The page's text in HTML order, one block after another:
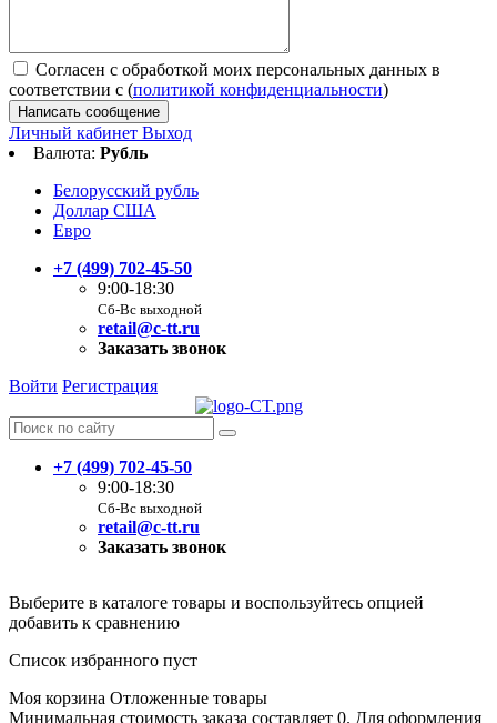
Согласен с обработкой моих персональных данных в
соответствии с (политикой конфиденциальности)
Написать сообщение
Личный кабинет Выход
Валюта: Рубль
Белорусский рубль
Доллар США
Евро
+7 (499) 702-45-50
9:00-18:30
Сб-Вс выходной
retail@c-tt.ru
Заказать звонок
Войти Регистрация
+7 (499) 702-45-50
9:00-18:30
Сб-Вс выходной
retail@c-tt.ru
Заказать звонок
Выберите в каталоге товары и воспользуйтесь опцией
добавить к сравнению
Список избранного пуст
Моя корзина Отложенные товары
Минимальная стоимость заказа составляет 0. Для оформления